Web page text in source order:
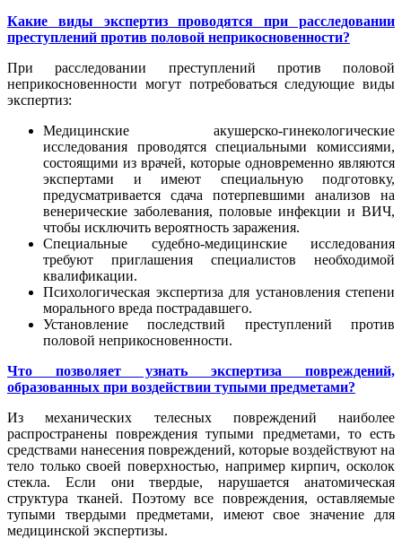
Какие виды экспертиз проводятся при расследовании
преступлений против половой неприкосновенности?
При расследовании преступлений против половой
неприкосновенности могут потребоваться следующие виды
экспертиз:
Медицинские акушерско-гинекологические
исследования проводятся специальными комиссиями,
состоящими из врачей, которые одновременно являются
экспертами и имеют специальную подготовку,
предусматривается сдача потерпевшими анализов на
венерические заболевания, половые инфекции и ВИЧ,
чтобы исключить вероятность заражения.
Специальные судебно-медицинские исследования
требуют приглашения специалистов необходимой
квалификации.
Психологическая экспертиза для установления степени
морального вреда пострадавшего.
Установление последствий преступлений против
половой неприкосновенности.
Что позволяет узнать экспертиза повреждений,
образованных при воздействии тупыми предметами?
Из механических телесных повреждений наиболее
распространены повреждения тупыми предметами, то есть
средствами нанесения повреждений, которые воздействуют на
тело только своей поверхностью, например кирпич, осколок
стекла. Если они твердые, нарушается анатомическая
структура тканей. Поэтому все повреждения, оставляемые
тупыми твердыми предметами, имеют свое значение для
медицинской экспертизы.